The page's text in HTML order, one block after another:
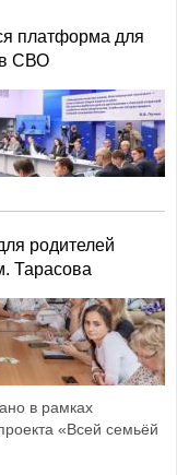
платформа для
СВО
родителей
Тарасова
в рамках
«Всей семьёй